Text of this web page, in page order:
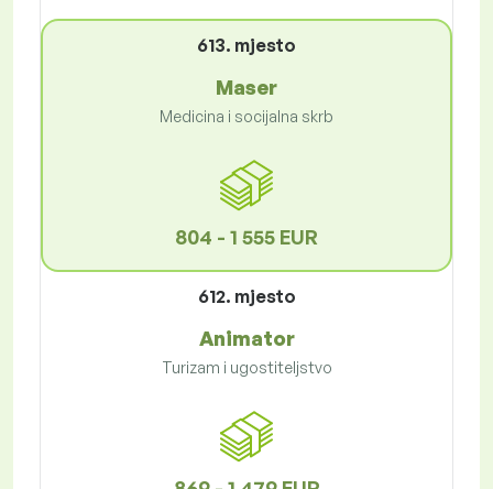
613. mjesto
Maser
Medicina i socijalna skrb
804 - 1 555 EUR
612. mjesto
Animator
Turizam i ugostiteljstvo